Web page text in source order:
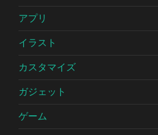
アプリ
イラスト
カスタマイズ
ガジェット
ゲーム